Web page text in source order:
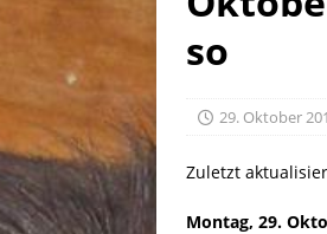
so
29. Oktober
Zuletzt
Montag, 29.